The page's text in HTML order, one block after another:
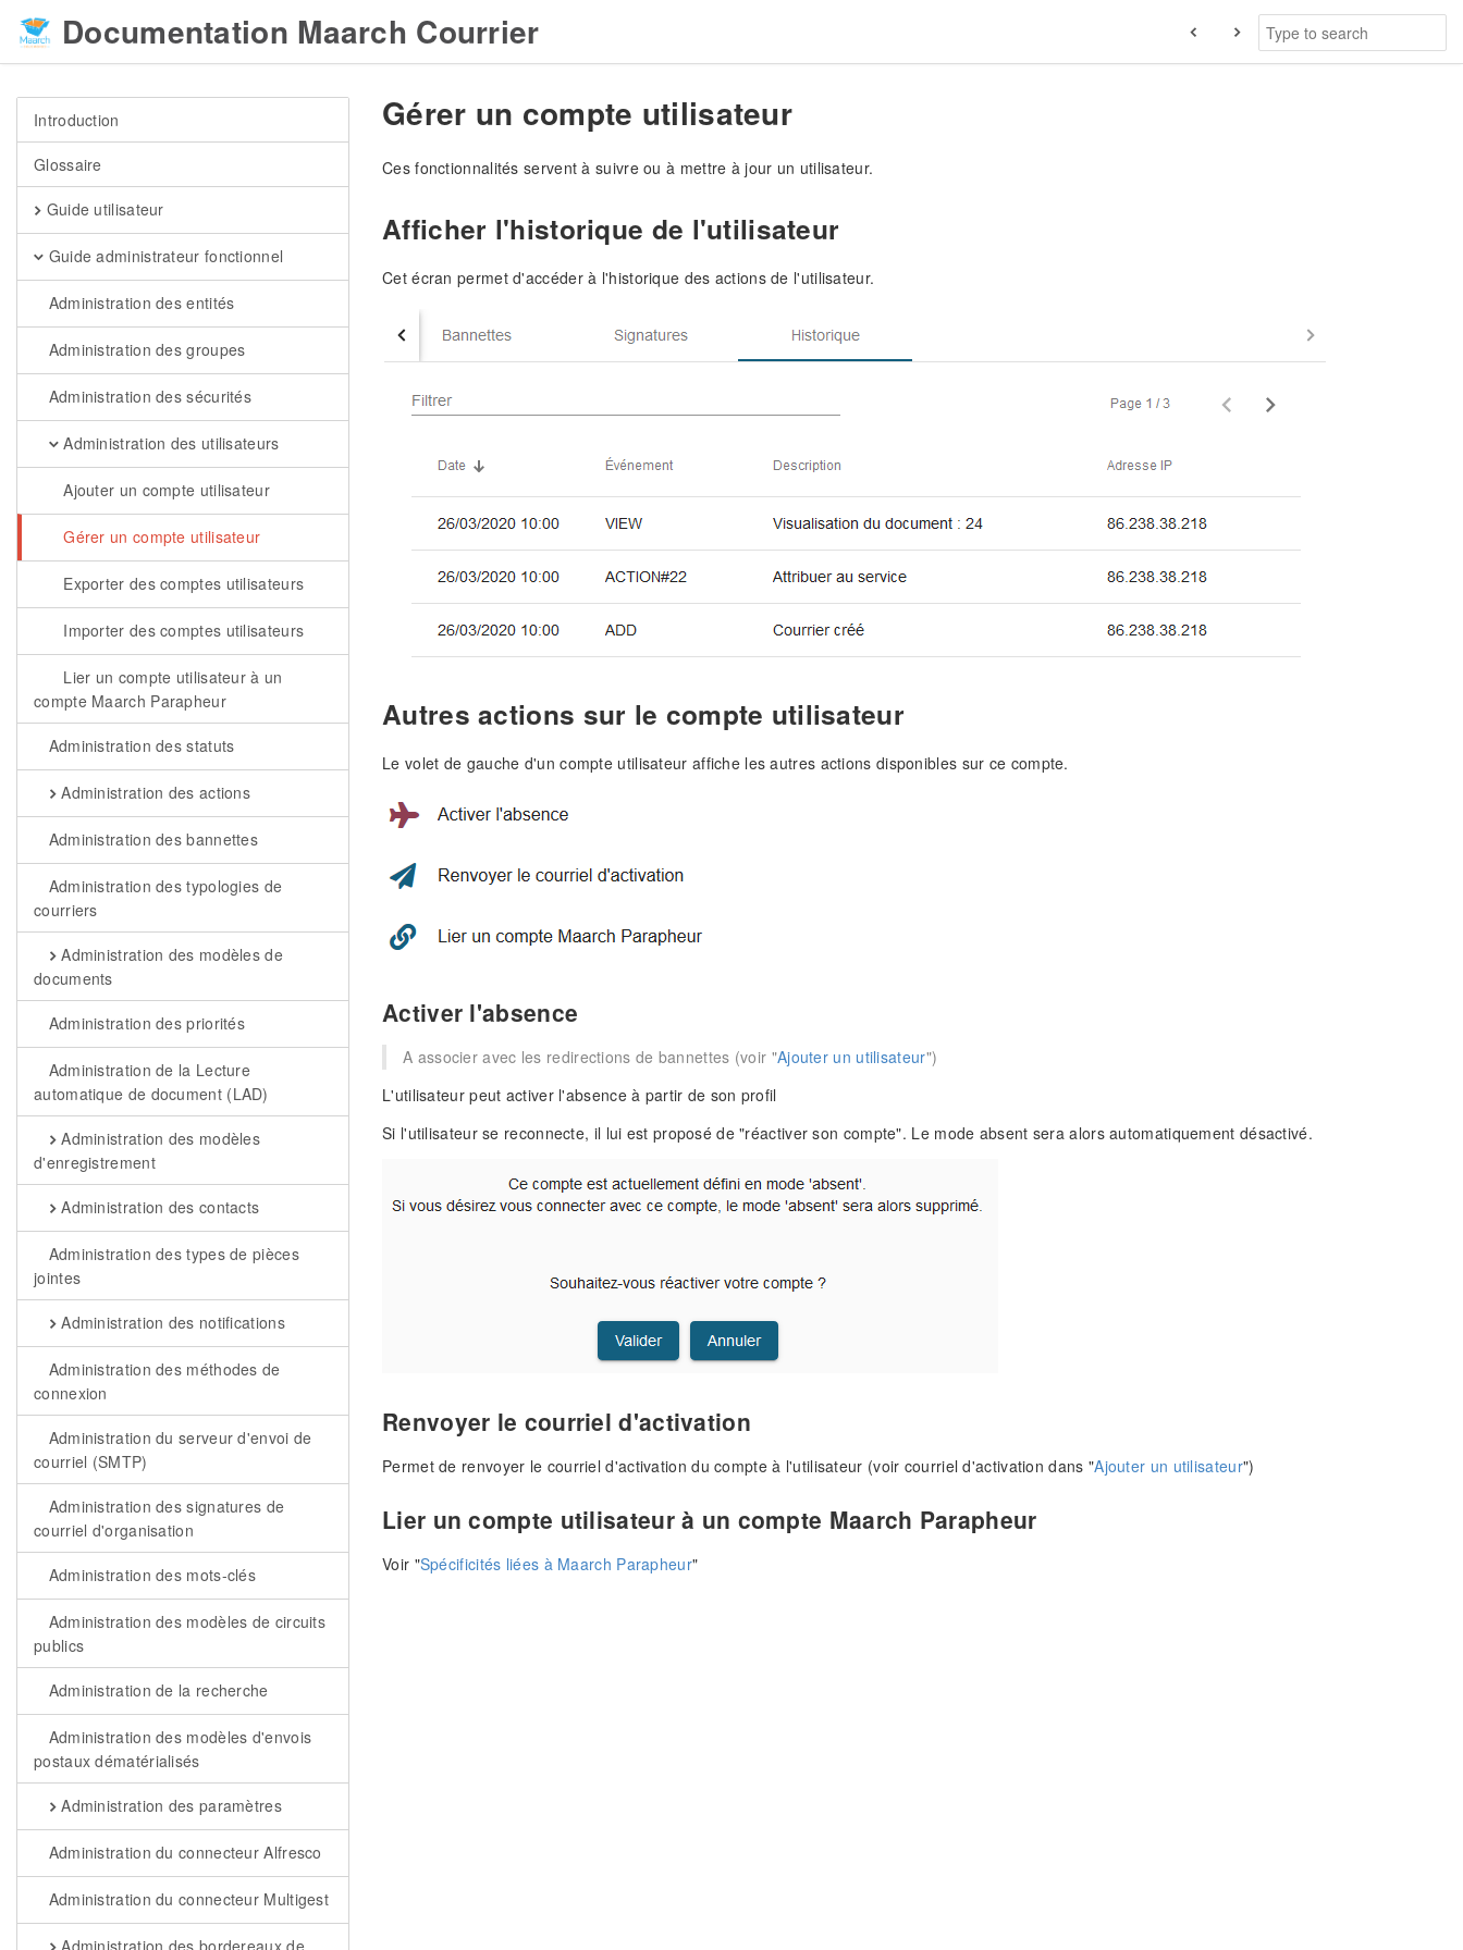
Documentation Maarch Courrier
Introduction
Glossaire
Guide utilisateur
Guide administrateur fonctionnel
Administration des entités
Administration des groupes
Administration des sécurités
Administration des utilisateurs
Ajouter un compte utilisateur
Gérer un compte utilisateur
Exporter des comptes utilisateurs
Importer des comptes utilisateurs
Lier un compte utilisateur à un
compte Maarch Parapheur
Administration des statuts
Administration des actions
Administration des bannettes
Administration des typologies de
courriers
Administration des modèles de
documents
Administration des priorités
Administration de la Lecture
automatique de document (LAD)
Administration des modèles
d'enregistrement
Administration des contacts
Administration des types de pièces
jointes
Administration des notifications
Administration des méthodes de
connexion
Administration du serveur d'envoi de
courriel (SMTP)
Administration des signatures de
courriel d'organisation
Administration des mots-clés
Administration des modèles de circuits
publics
Administration de la recherche
Administration des modèles d'envois
postaux dématérialisés
Administration des paramètres
Administration du connecteur Alfresco
Administration du connecteur Multigest
Administration des bordereaux de
Gérer un compte utilisateur
Ces fonctionnalités servent à suivre ou à mettre à jour un utilisateur.
Afficher l'historique de l'utilisateur
Cet écran permet d'accéder à l'historique des actions de l'utilisateur.
Autres actions sur le compte utilisateur
Le volet de gauche d'un compte utilisateur affiche les autres actions disponibles sur ce compte.
Activer l'absence
A associer avec les redirections de bannettes (voir "Ajouter un utilisateur")
L'utilisateur peut activer l'absence à partir de son profil
Si l'utilisateur se reconnecte, il lui est proposé de "réactiver son compte". Le mode absent sera alors automatiquement désactivé.
Renvoyer le courriel d'activation
Permet de renvoyer le courriel d'activation du compte à l'utilisateur (voir courriel d'activation dans "Ajouter un utilisateur")
Lier un compte utilisateur à un compte Maarch Parapheur
Voir "Spécificités liées à Maarch Parapheur"